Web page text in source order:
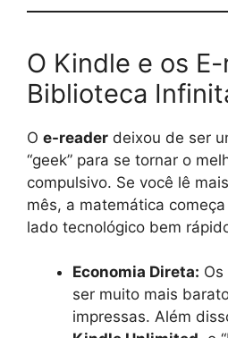
O Kindle e os
Biblioteca
O e-reader deixou de ser
“geek” para se tornar o
compulsivo. Se você lê
mês, a matemática
lado tecnológico bem
Economia Direta: Os
ser muito mais
impressas. Além